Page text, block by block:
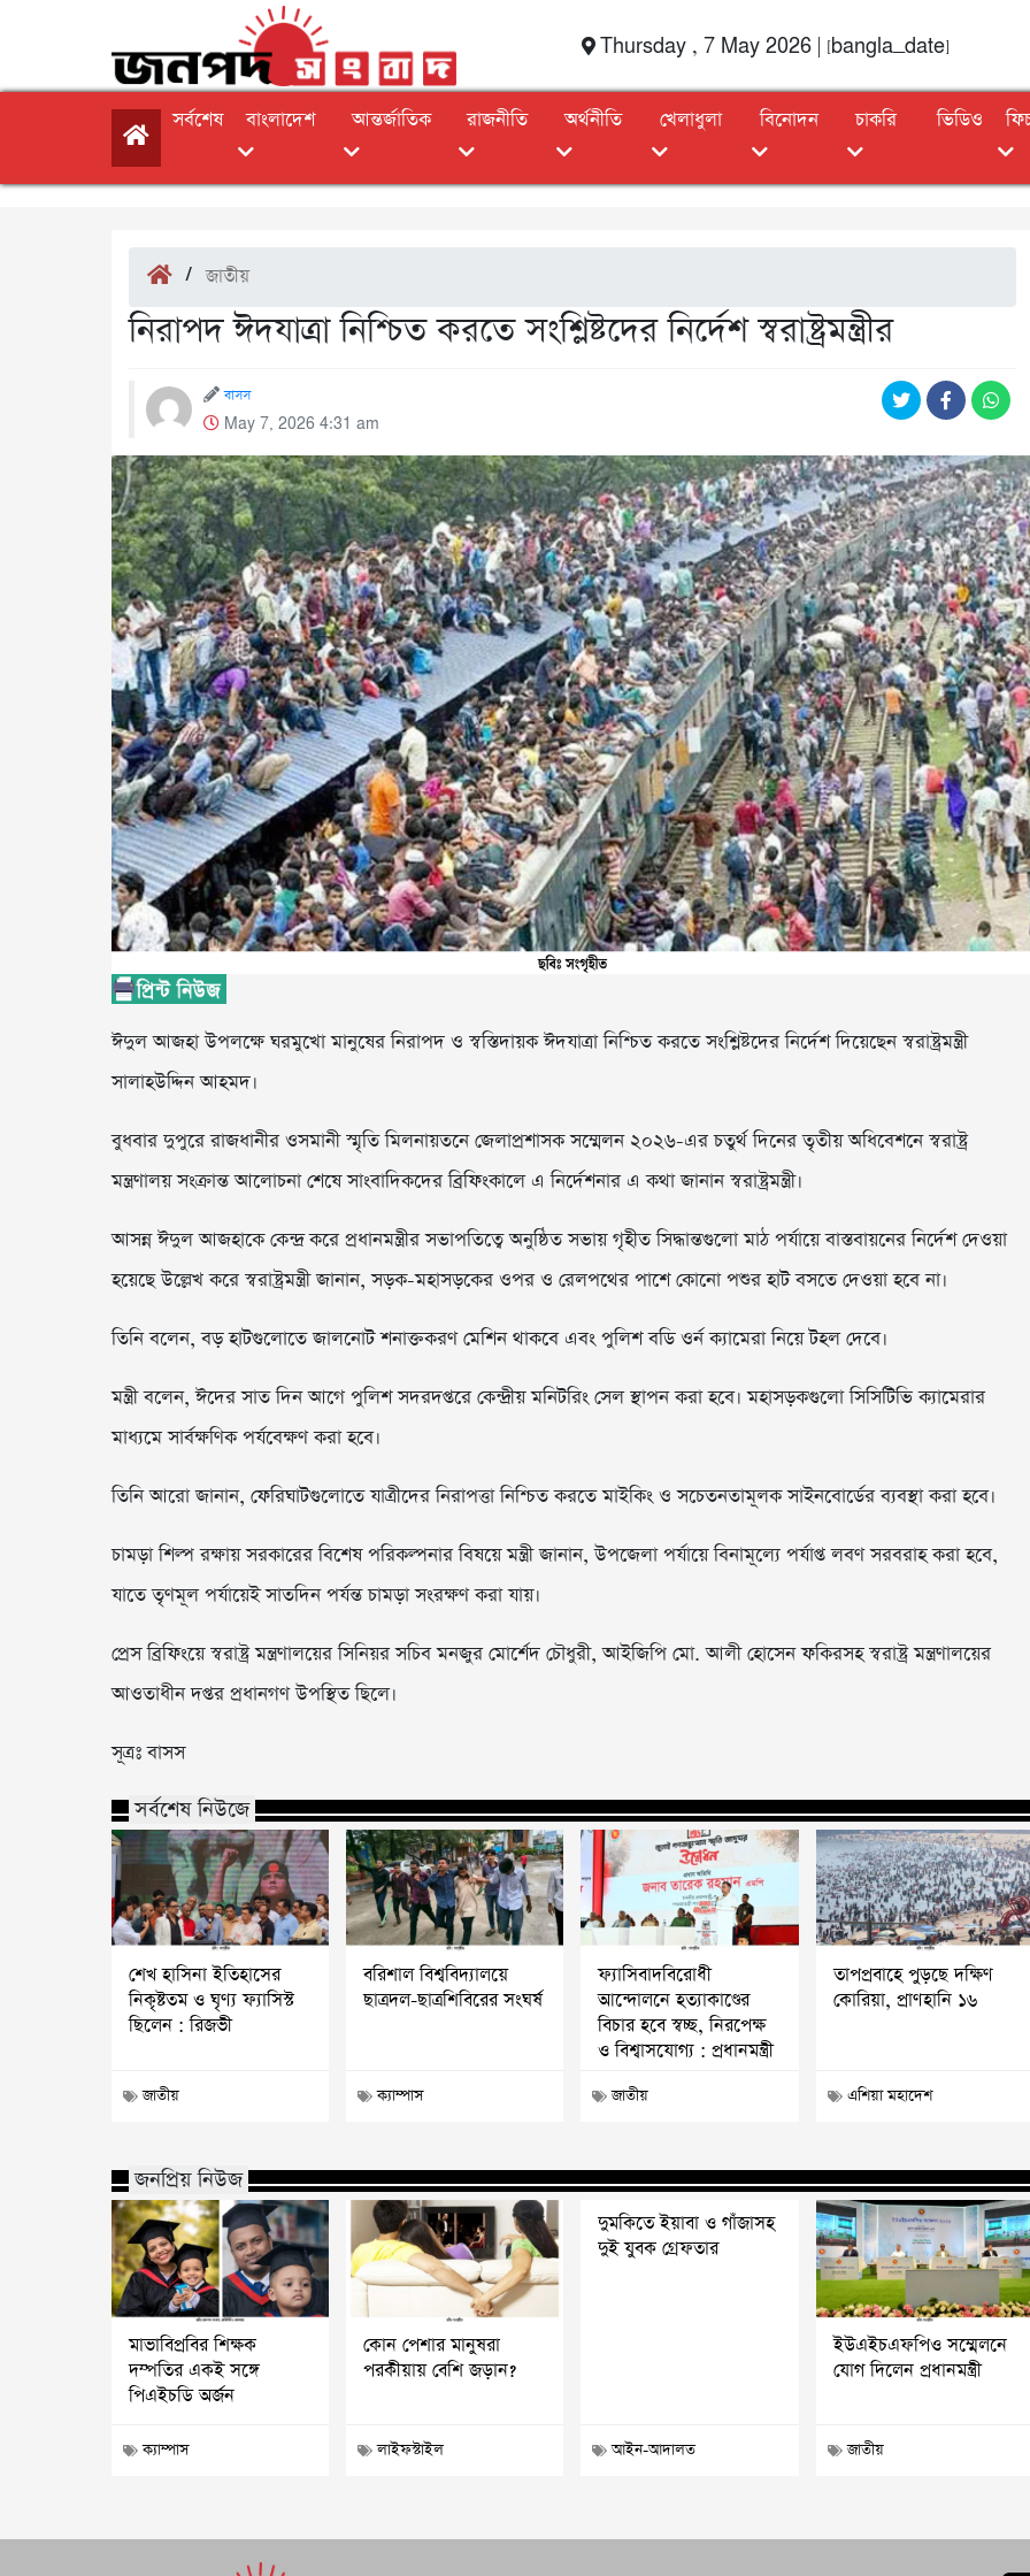
Thursday , 7 May 2026 | [bangla_date]
সর্বশেষ বাংলাদেশ আন্তর্জাতিক রাজনীতি অর্থনীতি খেলাধুলা বিনোদন চাকরি ভিডিও
/জাতীয়
নিরাপদ ঈদযাত্রা নিশ্চিত করতে সংশ্লিষ্টদের নির্দেশ স্বরাষ্ট্রমন্ত্রীর
বাসস
May 7, 2026 4:31 am
ঈদুল আজহা উপলক্ষে ঘরমুখো মানুষের নিরাপদ ও স্বস্তিদায়ক ঈদযাত্রা নিশ্চিত করতে সংশ্লিষ্টদের নির্দেশ দিয়েছেন স্বরাষ্ট্রমন্ত্রী
সালাহউদ্দিন আহমদ।
বুধবার দুপুরে রাজধানীর ওসমানী স্মৃতি মিলনায়তনে জেলাপ্রশাসক সম্মেলন ২০২৬-এর চতুর্থ দিনের তৃতীয় অধিবেশনে স্বরাষ্ট্র
মন্ত্রণালয় সংক্রান্ত আলোচনা শেষে সাংবাদিকদের ব্রিফিংকালে এ নির্দেশনার এ কথা জানান স্বরাষ্ট্রমন্ত্রী।
আসন্ন ঈদুল আজহাকে কেন্দ্র করে প্রধানমন্ত্রীর সভাপতিত্বে অনুষ্ঠিত সভায় গৃহীত সিদ্ধান্তগুলো মাঠ পর্যায়ে বাস্তবায়নের নির্দেশ দেওয়া
হয়েছে উল্লেখ করে স্বরাষ্ট্রমন্ত্রী জানান, সড়ক-মহাসড়কের ওপর ও রেলপথের পাশে কোনো পশুর হাট বসতে দেওয়া হবে না।
তিনি বলেন, বড় হাটগুলোতে জালনোট শনাক্তকরণ মেশিন থাকবে এবং পুলিশ বডি ওর্ন ক্যামেরা নিয়ে টহল দেবে।
মন্ত্রী বলেন, ঈদের সাত দিন আগে পুলিশ সদরদপ্তরে কেন্দ্রীয় মনিটরিং সেল স্থাপন করা হবে। মহাসড়কগুলো সিসিটিভি ক্যামেরার
মাধ্যমে সার্বক্ষণিক পর্যবেক্ষণ করা হবে।
তিনি আরো জানান, ফেরিঘাটগুলোতে যাত্রীদের নিরাপত্তা নিশ্চিত করতে মাইকিং ও সচেতনতামূলক সাইনবোর্ডের ব্যবস্থা করা হবে।
চামড়া শিল্প রক্ষায় সরকারের বিশেষ পরিকল্পনার বিষয়ে মন্ত্রী জানান, উপজেলা পর্যায়ে বিনামূল্যে পর্যাপ্ত লবণ সরবরাহ করা হবে,
যাতে তৃণমূল পর্যায়েই সাতদিন পর্যন্ত চামড়া সংরক্ষণ করা যায়।
প্রেস ব্রিফিংয়ে স্বরাষ্ট্র মন্ত্রণালয়ের সিনিয়র সচিব মনজুর মোর্শেদ চৌধুরী, আইজিপি মো. আলী হোসেন ফকিরসহ স্বরাষ্ট্র মন্ত্রণালয়ের
আওতাধীন দপ্তর প্রধানগণ উপস্থিত ছিলে।
সূত্রঃ বাসস
সর্বশেষ নিউজে
শেখ হাসিনা ইতিহাসের
নিকৃষ্টতম ও ঘৃণ্য ফ্যাসিস্ট
ছিলেন : রিজভী
জাতীয়
বরিশাল বিশ্ববিদ্যালয়ে
ছাত্রদল-ছাত্রশিবিরের সংঘর্ষ
ক্যাম্পাস
ফ্যাসিবাদবিরোধী
আন্দোলনে হত্যাকাণ্ডের
বিচার হবে স্বচ্ছ, নিরপেক্ষ
ও বিশ্বাসযোগ্য : প্রধানমন্ত্রী
জাতীয়
তাপপ্রবাহে পুড়ছে দক্ষিণ
কোরিয়া, প্রাণহানি ১৬
এশিয়া মহাদেশ
জনপ্রিয় নিউজ
মাভাবিপ্রবির শিক্ষক
দম্পতির একই সঙ্গে
পিএইচডি অর্জন
ক্যাম্পাস
কোন পেশার মানুষরা
পরকীয়ায় বেশি জড়ান?
লাইফস্টাইল
দুমকিতে ইয়াবা ও গাঁজাসহ
দুই যুবক গ্রেফতার
আইন-আদালত
ইউএইচএফপিও সম্মেলনে
যোগ দিলেন প্রধানমন্ত্রী
জাতীয়